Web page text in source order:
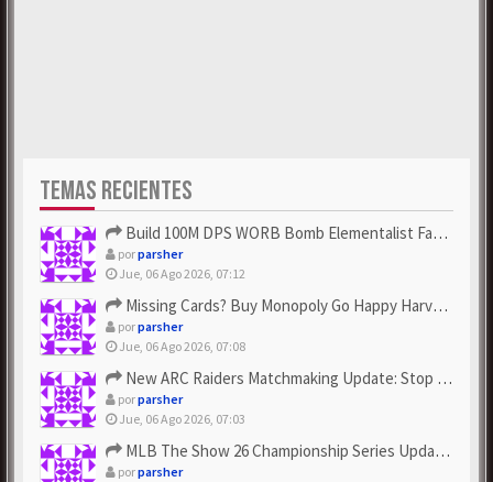
TEMAS RECIENTES
Build 100M DPS WORB Bomb Elementalist Fast - Grab POE Curren...
porparsher
Jue, 06 Ago 2026, 07:12
Missing Cards? Buy Monopoly Go Happy Harvest with Looney Tun...
porparsher
Jue, 06 Ago 2026, 07:08
New ARC Raiders Matchmaking Update: Stop Failed - Grab Bluep...
porparsher
Jue, 06 Ago 2026, 07:03
MLB The Show 26 Championship Series Update! Get Cheap & ...
porparsher